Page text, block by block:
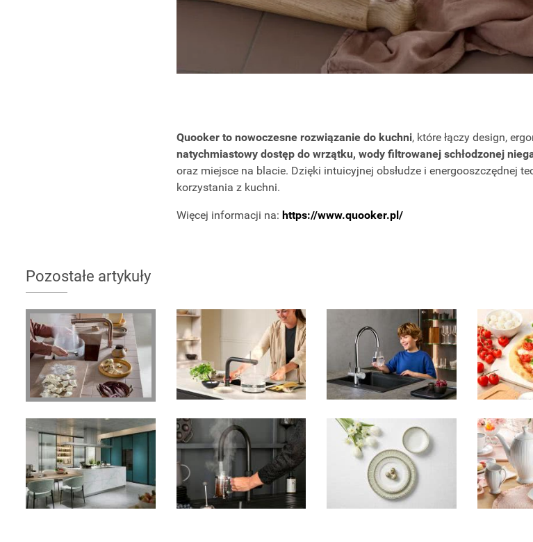
Quooker to nowoczesne rozwiązanie do kuchni, które łączy design,
natychmiastowy dostęp do wrzątku, wody filtrowanej schłodzonej
oraz miejsce na blacie. Dzięki intuicyjnej obsłudze i energooszczędnej
korzystania z kuchni.
Więcej informacji na: https://www.quooker.pl/
Pozostałe artykuły